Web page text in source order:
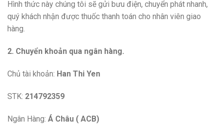
Hình thức này chúng tôi sẽ gửi bưu điện, chuyển phát nhanh,
quý khách nhận được thuốc thanh toán cho nhân viên giao
hàng.
2. Chuyển khoản qua ngân hàng.
Chủ tài khoản: Han Thi Yen
STK: 214792359
Ngân Hàng: Á Châu ( ACB)